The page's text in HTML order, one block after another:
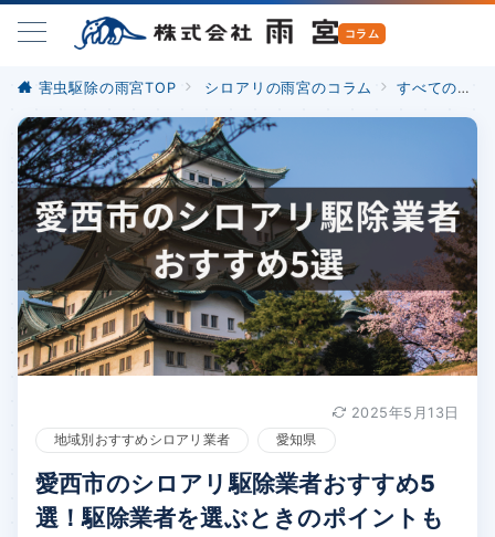
害虫駆除の雨宮TOP シロアリの雨宮のコラム すべての記事
2025年5月13日
地域別おすすめシロアリ業者 愛知県
愛西市のシロアリ駆除業者おすすめ5
選！駆除業者を選ぶときのポイントも